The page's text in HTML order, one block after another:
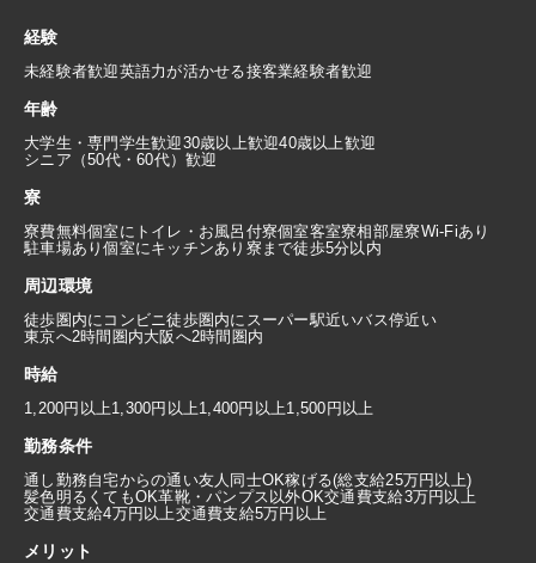
経験
未経験者歓迎英語力が活かせる接客業経験者歓迎
年齢
大学生・専門学生歓迎30歳以上歓迎40歳以上歓迎
シニア（50代・60代）歓迎
寮
寮費無料個室にトイレ・お風呂付寮個室客室寮相部屋寮Wi-Fiあり
駐車場あり個室にキッチンあり 寮まで徒歩5分以内
周辺環境
徒歩圏内にコンビニ徒歩圏内にスーパー駅近いバス停近い
東京へ2時間圏内大阪へ2時間圏内
時給
1,200円以上1,300円以上1,400円以上1,500円以上
勤務条件
通し勤務自宅からの通い友人同士OK稼げる(総支給25万円以上)
髪色明るくてもOK革靴・パンプス以外OK交通費支給3万円以上
交通費支給4万円以上交通費支給5万円以上
メリット